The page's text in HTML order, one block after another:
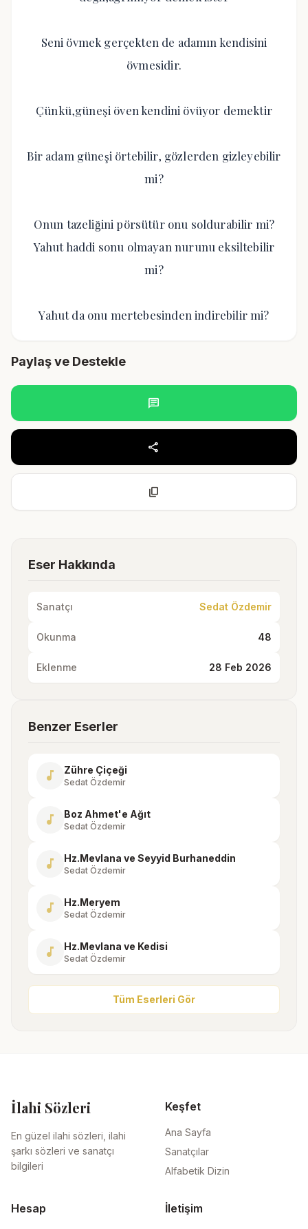
Seni övmek gerçekten de adamın kendisini
övmesidir.
Çünkü,güneşi öven kendini övüyor demektir
Bir adam güneşi örtebilir, gözlerden gizleyebilir
mi?
Onun tazeliğini pörsütür onu soldurabilir mi?
Yahut haddi sonu olmayan nurunu eksiltebilir
mi?
Yahut da onu mertebesinden indirebilir mi?
Paylaş ve Destekle
chat
share
content_copy
Eser Hakkında
Sanatçı Sedat Özdemir
Okunma 48
Eklenme 28 Feb 2026
Benzer Eserler
music_note Zühre Çiçeği
Sedat Özdemir
music_note Boz Ahmet'e Ağıt
Sedat Özdemir
music_note Hz.Mevlana ve Seyyid Burhaneddin
Sedat Özdemir
music_note Hz.Meryem
Sedat Özdemir
music_note Hz.Mevlana ve Kedisi
Sedat Özdemir
Tüm Eserleri Gör
İlahi Sözleri
En güzel ilahi sözleri, ilahi
şarkı sözleri ve sanatçı
bilgileri
Keşfet
Ana Sayfa
Sanatçılar
Alfabetik Dizin
Hesap İletişim